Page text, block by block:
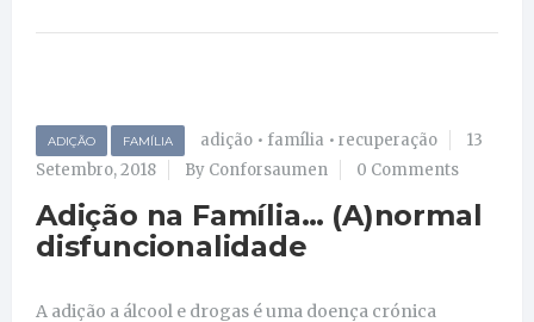
ADIÇÃO FAMÍLIA adição • família • recuperação
13
Setembro, 2018
By Conforsaumen 0 Comments
Adição na Família… (A)normal
disfuncionalidade
A adição a álcool e drogas é uma doença crónica